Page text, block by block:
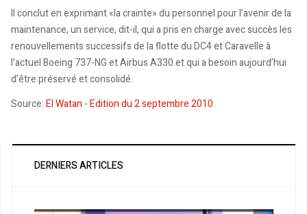
Il conclut en exprimant «la crainte» du personnel pour l’avenir de la
maintenance, un service, dit-il, qui a pris en charge avec succès les
renouvellements successifs de la flotte du DC4 et Caravelle à
l’actuel Boeing 737-NG et Airbus A330 et qui a besoin aujourd’hui
d’être préservé et consolidé.
Source:El Watan - Edition du 2 septembre 2010
DERNIERS ARTICLES